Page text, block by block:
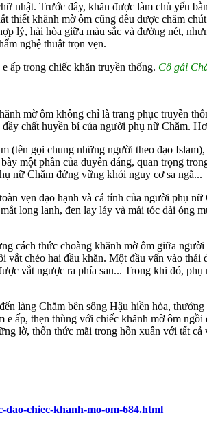
nhật. Trước đây, khăn được làm chủ yếu
thiết khănh mờ ôm cũng đều được chăm
lý, hài hòa giữa màu sắc và đường nét,
nghệ thuật trọn vẹn.
Cô gái
mờ ôm không chỉ là trang phục truyền
chất huyền bí của người phụ nữ Chăm.
(tên gọi chung những người theo đạo
một phần của duyên dáng, quan trọng
nữ Chăm đứng vững khỏi nguy cơ sa ngã...
vẹn đạo hạnh và cá tính của người phụ
long lanh, đen lay láy và mái tóc dài óng
cách thức choàng khănh mờ ôm giữa
vắt chéo hai đầu khăn. Một đầu vấn vào
vắt ngược ra phía sau... Trong khi đó,
làng Chăm bên sông Hậu hiền hòa,
e ấp, thẹn thùng với chiếc khănh mờ ôm
lờ, thổn thức mãi trong hồn xuân với tất
chiec-khanh-mo-om-684.html